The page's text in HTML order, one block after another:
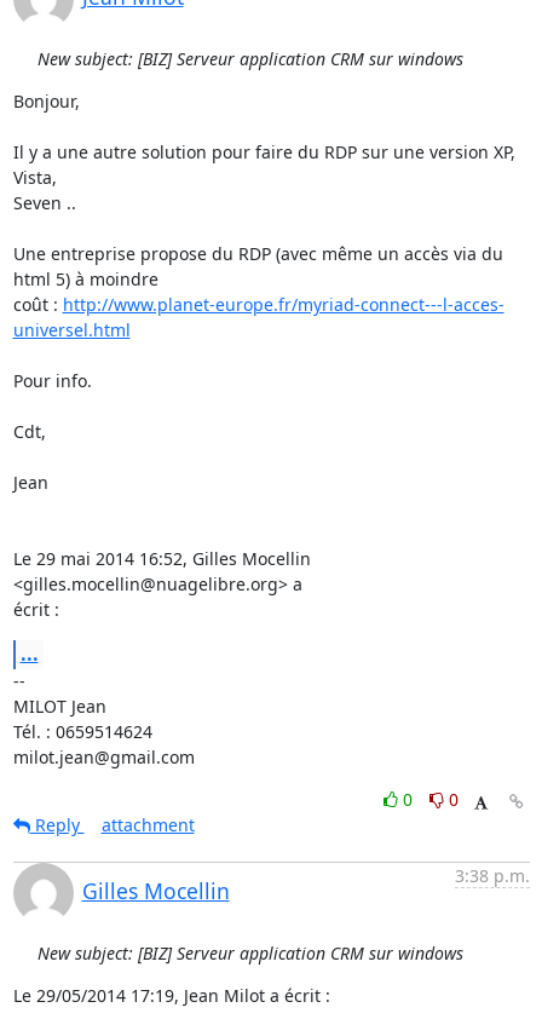
New subject: [BIZ] Serveur application CRM sur windows
Bonjour,
Il y a une autre solution pour faire du RDP sur une version XP,
Vista,
Seven ..
Une entreprise propose du RDP (avec même un accès via du
html 5) à moindre
coût : http://www.planet-europe.fr/myriad-connect---l-acces-
universel.html
Pour info.
Cdt,
Jean
Le 29 mai 2014 16:52, Gilles Mocellin
<gilles.mocellin@nuagelibre.org> a
écrit :
...
--
MILOT Jean
Tél. : 0659514624
milot.jean@gmail.com
0
0
Reply
attachment
Gilles Mocellin
3:38 p.m.
New subject: [BIZ] Serveur application CRM sur windows
Le 29/05/2014 17:19, Jean Milot a écrit :